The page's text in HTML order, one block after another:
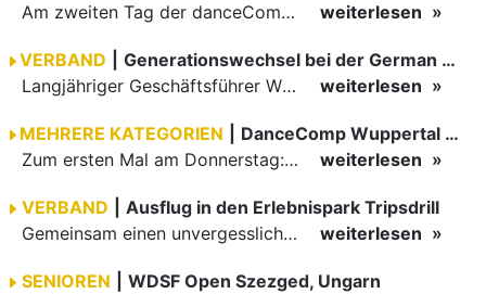
Am zweiten Tag der danceComp starteten die Turniere im großen Saal. Den Auftakt machte das größte Feld des Wochenendes: Im WDSF Open Senior III Standard gingen 141 Paare aufs Parkett.
weiterlesen
VERBAND
Generationswechsel bei der German Open Championships…
Langjähriger Geschäftsführer Wilfried Scheible übergibt Verantwortung an Stephen Harnisch und Bernd Roßnagel Stuttgart, den 30. Juni 2026.
weiterlesen
MEHRERE KATEGORIEN
DanceComp Wuppertal 2026
Zum ersten Mal am Donnerstag: erster Tag der danceComp
weiterlesen
VERBAND
Ausflug in den Erlebnispark Tripsdrill
Gemeinsam einen unvergesslichen Tag erleben
weiterlesen
SENIOREN
WDSF Open Szezged, Ungarn